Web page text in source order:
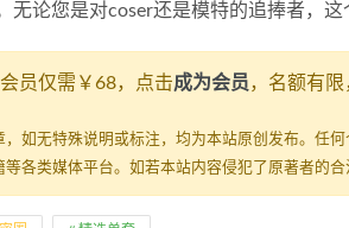
无论您是对coser还是模特的追捧者，
员仅需￥68，点击成为会员，名额有
，如无特殊说明或标注，均为本站原创发布。任
各类媒体平台。如若本站内容侵犯了原著者的合